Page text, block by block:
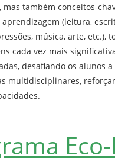
mas também conceitos-
(leitura,
música, arte, etc.),
cada vez mais
desafiando os alunos
multidisciplinares,